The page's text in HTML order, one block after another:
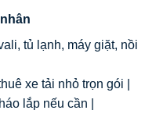
tủ lạnh, máy giặt, nồi
xe tải nhỏ trọn gói |
lắp nếu cần |